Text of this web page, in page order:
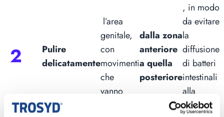
Pulire
delicatamente
l’area
genitale,
con
movimenti
che
vanno
dalla zona
anteriore
a quella
posteriore
, in modo
da evitare
la
diffusione
di batteri
intestinali
alla
vagina;